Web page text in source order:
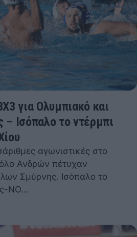
για Ολυμπιακό και
Ισόπαλο το ντέρμπι
αγωνιστικές στο
Ανδρών πέτυχαν
Σμύρνης. Ισόπαλο το
ΝΟ…